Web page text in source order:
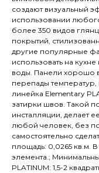
создают визуальный
использовании
более 350 видов
покрытий,
другие популярные
использовать на
воды. Панели хорошо
перепады температур,
линейка Elementary
затирки швов. Такой
инсталляции, делает
любой человек, без
самостоятельно
площадь: 0,0265 кв.м.
элемента.;
PLATINUM: 1,5-2